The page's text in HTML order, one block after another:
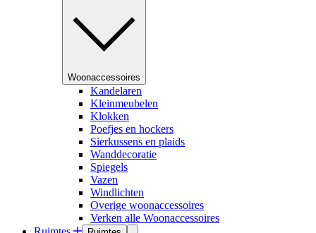
Woonaccessoires
Kandelaren
Kleinmeubelen
Klokken
Poefjes en hockers
Sierkussens en plaids
Wanddecoratie
Spiegels
Vazen
Windlichten
Overige woonaccessoires
Verken alle Woonaccessoires